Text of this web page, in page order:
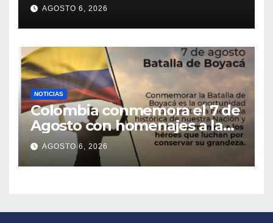
AGOSTO 6, 2026
NOTICIAS
Colombia conmemora el 7 de
Agosto con homenajes a la
Batalla de Boyacá
AGOSTO 6, 2026